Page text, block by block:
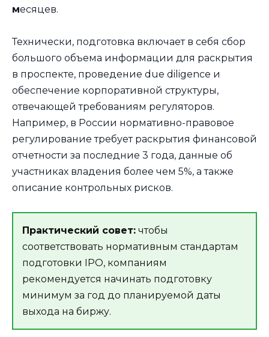
месяцев.
Технически, подготовка включает в себя сбор
большого объема информации для раскрытия
в проспекте, проведение due diligence и
обеспечение корпоративной структуры,
отвечающей требованиям регуляторов.
Например, в России нормативно-правовое
регулирование требует раскрытия финансовой
отчетности за последние 3 года, данные об
участниках владения более чем 5%, а также
описание контрольных рисков.
Практический совет: чтобы
соответствовать нормативным стандартам
подготовки IPO, компаниям
рекомендуется начинать подготовку
минимум за год до планируемой даты
выхода на биржу.